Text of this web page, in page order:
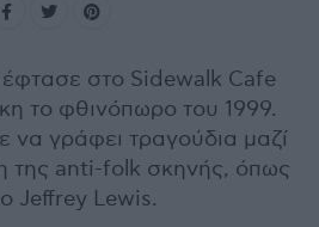
έφτασε στο Sidewalk Cafe
το φθινόπωρο του 1999.
να γράφει τραγούδια μαζί
της anti-folk σκηνής, όπως
Jeffrey Lewis.